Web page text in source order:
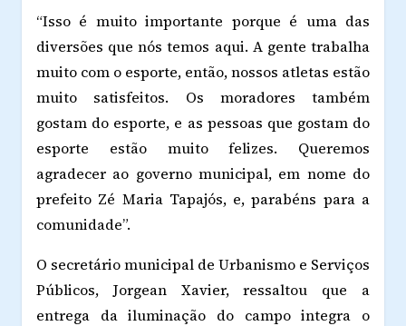
“Isso é muito importante porque é uma das
diversões que nós temos aqui. A gente trabalha
muito com o esporte, então, nossos atletas estão
muito satisfeitos. Os moradores também
gostam do esporte, e as pessoas que gostam do
esporte estão muito felizes. Queremos
agradecer ao governo municipal, em nome do
prefeito Zé Maria Tapajós, e, parabéns para a
comunidade”.
O secretário municipal de Urbanismo e Serviços
Públicos, Jorgean Xavier, ressaltou que a
entrega da iluminação do campo integra o